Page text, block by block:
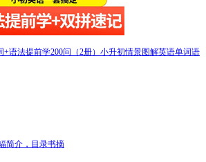
+语法提前学200问（2册）小升初情景图解英语单词语
简介，目录书摘